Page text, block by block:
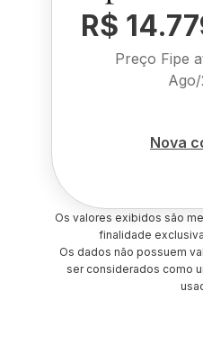
R$
Preço Fipe
Nova
Os valores exibidos são
finalidade
Os dados não possuem
ser considerados como